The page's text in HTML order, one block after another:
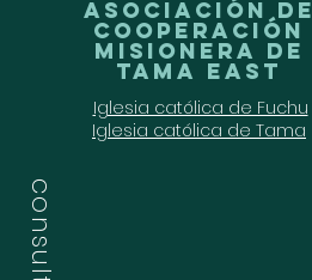
consulta
Asociación de
Cooperación
Misionera de
Tama East
Iglesia católica de Fuchu
Iglesia católica de Tama